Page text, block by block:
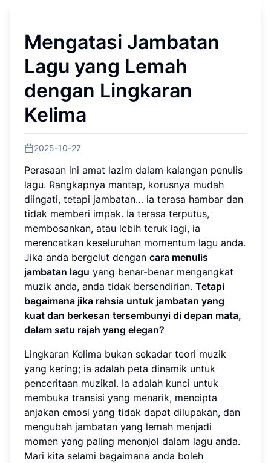
Mengatasi Jambatan
Lagu yang Lemah
dengan Lingkaran
Kelima
2025-10-27
Perasaan ini amat lazim dalam kalangan penulis
lagu. Rangkapnya mantap, korusnya mudah
diingati, tetapi jambatan… ia terasa hambar dan
tidak memberi impak. Ia terasa terputus,
membosankan, atau lebih teruk lagi, ia
merencatkan keseluruhan momentum lagu anda.
Jika anda bergelut dengan cara menulis
jambatan lagu yang benar-benar mengangkat
muzik anda, anda tidak bersendirian. Tetapi
bagaimana jika rahsia untuk jambatan yang
kuat dan berkesan tersembunyi di depan mata,
dalam satu rajah yang elegan?
Lingkaran Kelima bukan sekadar teori muzik
yang kering; ia adalah peta dinamik untuk
penceritaan muzikal. Ia adalah kunci untuk
membuka transisi yang menarik, mencipta
anjakan emosi yang tidak dapat dilupakan, dan
mengubah jambatan yang lemah menjadi
momen yang paling menonjol dalam lagu anda.
Mari kita selami bagaimana anda boleh